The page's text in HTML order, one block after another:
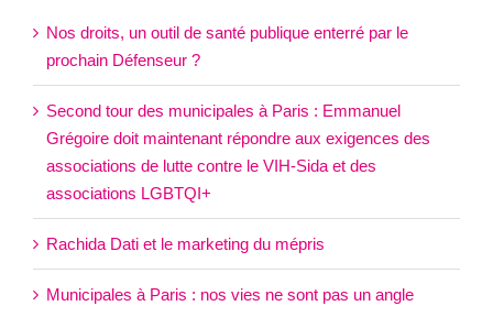
Nos droits, un outil de santé publique enterré par le
prochain Défenseur ?
Second tour des municipales à Paris : Emmanuel
Grégoire doit maintenant répondre aux exigences des
associations de lutte contre le VIH-Sida et des
associations LGBTQI+
Rachida Dati et le marketing du mépris
Municipales à Paris : nos vies ne sont pas un angle